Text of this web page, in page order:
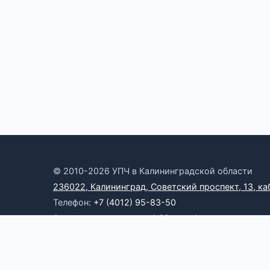
© 2010-2026 УПЧ в Калининградской области
236022, Калининград, Советский проспект, 13,
Телефон: +7 (4012) 95-83-50
Электронная почта:omb39@yandex.ru